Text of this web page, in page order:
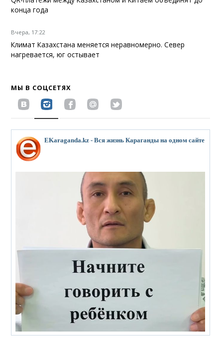
конца года
Вчера, 17:22
Климат Казахстана меняется неравномерно. Север
нагревается, юг остывает
МЫ В СОЦСЕТЯХ
EKaraganda.kz - Вся жизнь Караганды на одном сайте